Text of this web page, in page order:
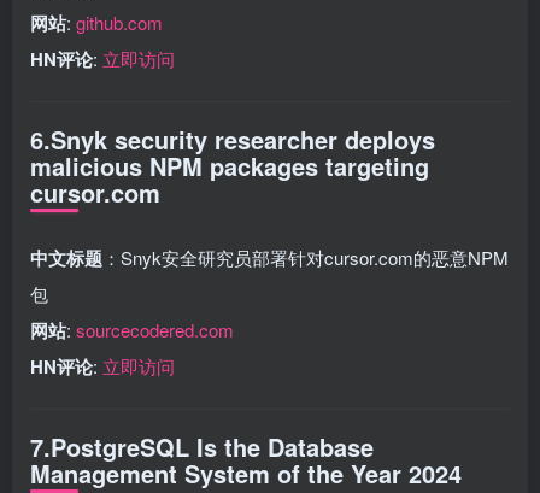
网站: github.com
HN评论: 立即访问
6.Snyk security researcher deploys
malicious NPM packages targeting
cursor.com
中文标题 ：Snyk安全研究员部署针对cursor.com的恶意NPM
包
网站: sourcecodered.com
HN评论: 立即访问
7.PostgreSQL Is the Database
Management System of the Year 2024